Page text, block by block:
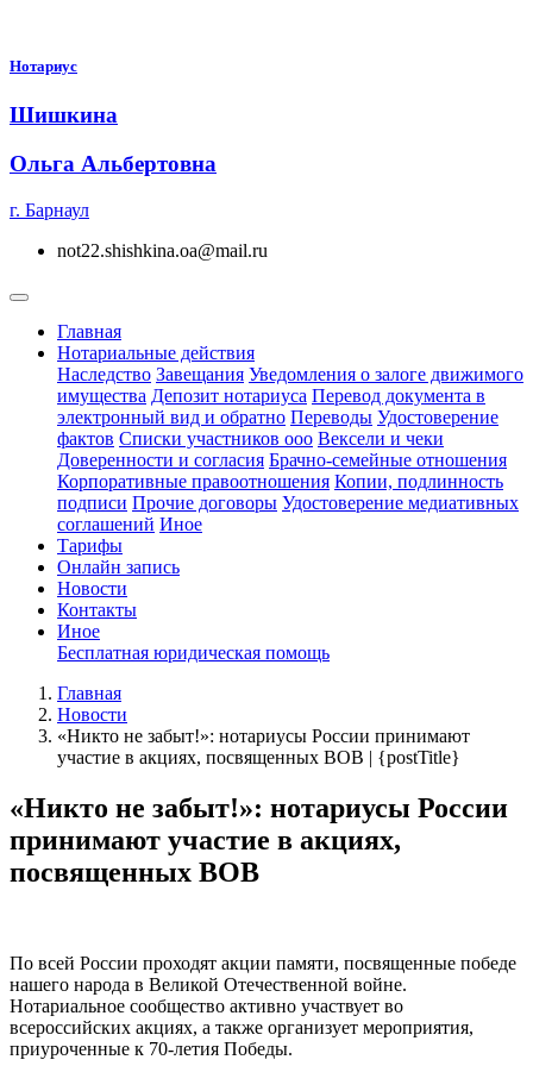
Нотариус
Шишкина
Ольга Альбертовна
г. Барнаул
not22.shishkina.oa@mail.ru
Главная
Нотариальные действия
Наследство Завещания Уведомления о залоге движимого
имущества Депозит нотариуса Перевод документа в
электронный вид и обратно Переводы Удостоверение
фактов Списки участников ооо Вексели и чеки
Доверенности и согласия Брачно-семейные отношения
Корпоративные правоотношения Копии, подлинность
подписи Прочие договоры Удостоверение медиативных
соглашений Иное
Тарифы
Онлайн запись
Новости
Контакты
Иное
Бесплатная юридическая помощь
Главная
Новости
«Никто не забыт!»: нотариусы России принимают
участие в акциях, посвященных ВОВ | {postTitle}
«Никто не забыт!»: нотариусы России
принимают участие в акциях,
посвященных ВОВ
По всей России проходят акции памяти, посвященные победе
нашего народа в Великой Отечественной войне.
Нотариальное сообщество активно участвует во
всероссийских акциях, а также организует мероприятия,
приуроченные к 70-летия Победы.